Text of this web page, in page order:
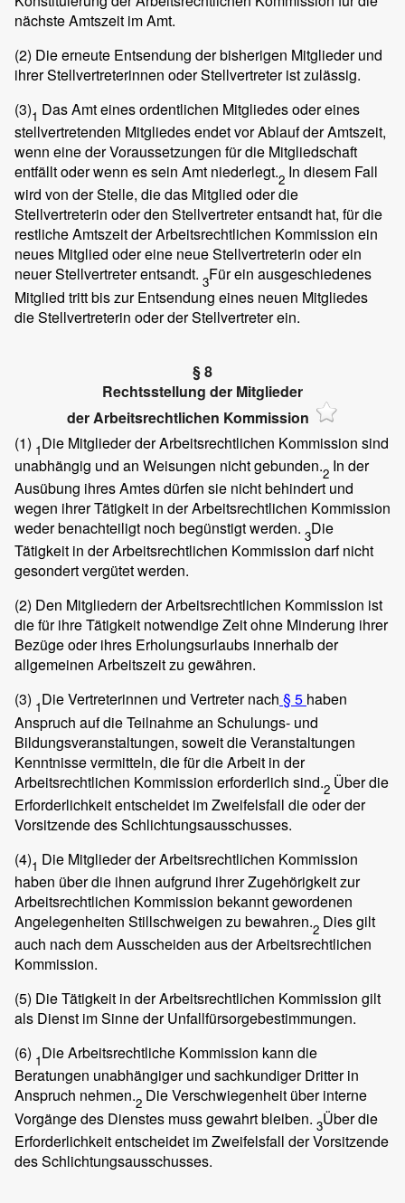
nächste Amtszeit im Amt.
(2) Die erneute Entsendung der bisherigen Mitglieder und
ihrer Stellvertreterinnen oder Stellvertreter ist zulässig.
(3)1 Das Amt eines ordentlichen Mitgliedes oder eines
stellvertretenden Mitgliedes endet vor Ablauf der Amtszeit,
wenn eine der Voraussetzungen für die Mitgliedschaft
entfällt oder wenn es sein Amt niederlegt.2 In diesem Fall
wird von der Stelle, die das Mitglied oder die
Stellvertreterin oder den Stellvertreter entsandt hat, für die
restliche Amtszeit der Arbeitsrechtlichen Kommission ein
neues Mitglied oder eine neue Stellvertreterin oder ein
neuer Stellvertreter entsandt. 3Für ein ausgeschiedenes
Mitglied tritt bis zur Entsendung eines neuen Mitgliedes
die Stellvertreterin oder der Stellvertreter ein.
§ 8
Rechtsstellung der Mitglieder
der Arbeitsrechtlichen Kommission
(1) 1Die Mitglieder der Arbeitsrechtlichen Kommission sind
unabhängig und an Weisungen nicht gebunden.2 In der
Ausübung ihres Amtes dürfen sie nicht behindert und
wegen ihrer Tätigkeit in der Arbeitsrechtlichen Kommission
weder benachteiligt noch begünstigt werden. 3Die
Tätigkeit in der Arbeitsrechtlichen Kommission darf nicht
gesondert vergütet werden.
(2) Den Mitgliedern der Arbeitsrechtlichen Kommission ist
die für ihre Tätigkeit notwendige Zeit ohne Minderung ihrer
Bezüge oder ihres Erholungsurlaubs innerhalb der
allgemeinen Arbeitszeit zu gewähren.
(3) 1Die Vertreterinnen und Vertreter nach § 5 haben
Anspruch auf die Teilnahme an Schulungs- und
Bildungsveranstaltungen, soweit die Veranstaltungen
Kenntnisse vermitteln, die für die Arbeit in der
Arbeitsrechtlichen Kommission erforderlich sind.2 Über die
Erforderlichkeit entscheidet im Zweifelsfall die oder der
Vorsitzende des Schlichtungsausschusses.
(4)1 Die Mitglieder der Arbeitsrechtlichen Kommission
haben über die ihnen aufgrund ihrer Zugehörigkeit zur
Arbeitsrechtlichen Kommission bekannt gewordenen
Angelegenheiten Stillschweigen zu bewahren.2 Dies gilt
auch nach dem Ausscheiden aus der Arbeitsrechtlichen
Kommission.
(5) Die Tätigkeit in der Arbeitsrechtlichen Kommission gilt
als Dienst im Sinne der Unfallfürsorgebestimmungen.
(6) 1Die Arbeitsrechtliche Kommission kann die
Beratungen unabhängiger und sachkundiger Dritter in
Anspruch nehmen.2 Die Verschwiegenheit über interne
Vorgänge des Dienstes muss gewahrt bleiben. 3Über die
Erforderlichkeit entscheidet im Zweifelsfall der Vorsitzende
des Schlichtungsausschusses.